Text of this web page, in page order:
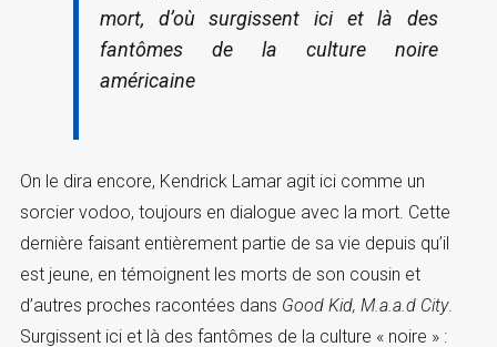
mort, d’où surgissent ici et là des
fantômes de la culture noire
américaine
On le dira encore, Kendrick Lamar agit ici comme un
sorcier vodoo, toujours en dialogue avec la mort. Cette
dernière faisant entièrement partie de sa vie depuis qu’il
est jeune, en témoignent les morts de son cousin et
d’autres proches racontées dans Good Kid, M.a.a.d City.
Surgissent ici et là des fantômes de la culture « noire » :